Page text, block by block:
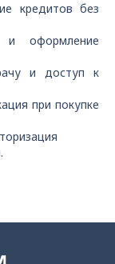
кредитов без
оформление
и доступ к
при покупке